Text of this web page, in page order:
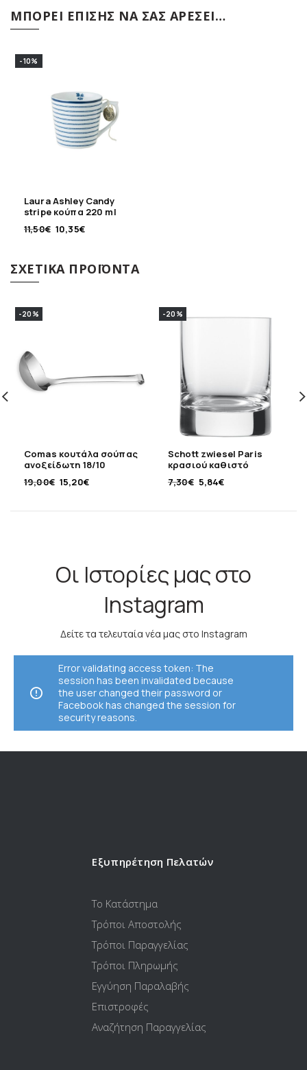
ΜΠΟΡΕΊ ΕΠΊΣΗΣ ΝΑ ΣΑΣ ΑΡΈΣΕΙ…
-10%
Laura Ashley Candy
stripe κούπα 220 ml
11,50€ 10,35€
ΣΧΕΤΙΚΆ ΠΡΟΪΌΝΤΑ
-20%
Comas κουτάλα σούπας
ανοξείδωτη 18/10
19,00€ 15,20€
-20%
Schott zwiesel Paris
κρασιού καθιστό
7,30€ 5,84€
Οι Ιστορίες μας στο
Instagram
Δείτε τα τελευταία νέα μας στο Instagram
Error validating access token: The
session has been invalidated because
the user changed their password or
Facebook has changed the session for
security reasons.
Εξυπηρέτηση Πελατών
Το Κατάστημα
Τρόποι Αποστολής
Τρόποι Παραγγελίας
Τρόποι Πληρωμής
Εγγύηση Παραλαβής
Επιστροφές
Αναζήτηση Παραγγελίας